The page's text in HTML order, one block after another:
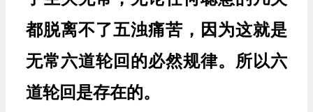
都脱离不了五浊痛苦，因为这就是
无常六道轮回的必然规律。所以六
道轮回是存在的。